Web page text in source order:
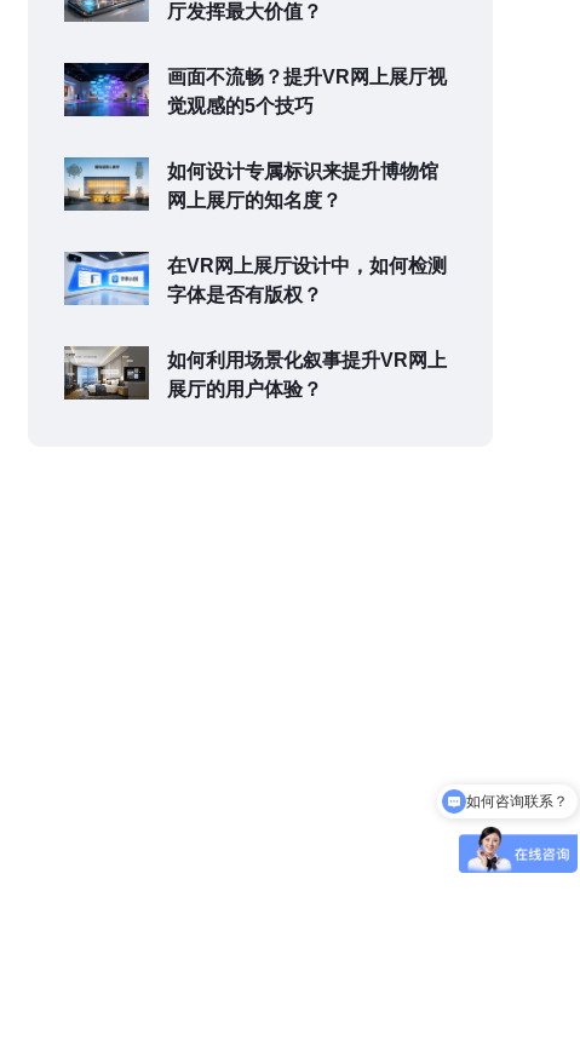
厅发挥最大价值？
画面不流畅？提升VR网上展厅视
觉观感的5个技巧
如何设计专属标识来提升博物馆
网上展厅的知名度？
在VR网上展厅设计中，如何检测
字体是否有版权？
如何利用场景化叙事提升VR网上
展厅的用户体验？
可以介绍下你们的产品么